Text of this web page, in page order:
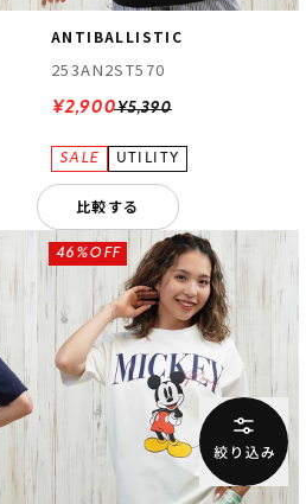
ANTIBALLISTIC
253AN2ST570
¥5,390
¥2,900
比較する
46%OFF